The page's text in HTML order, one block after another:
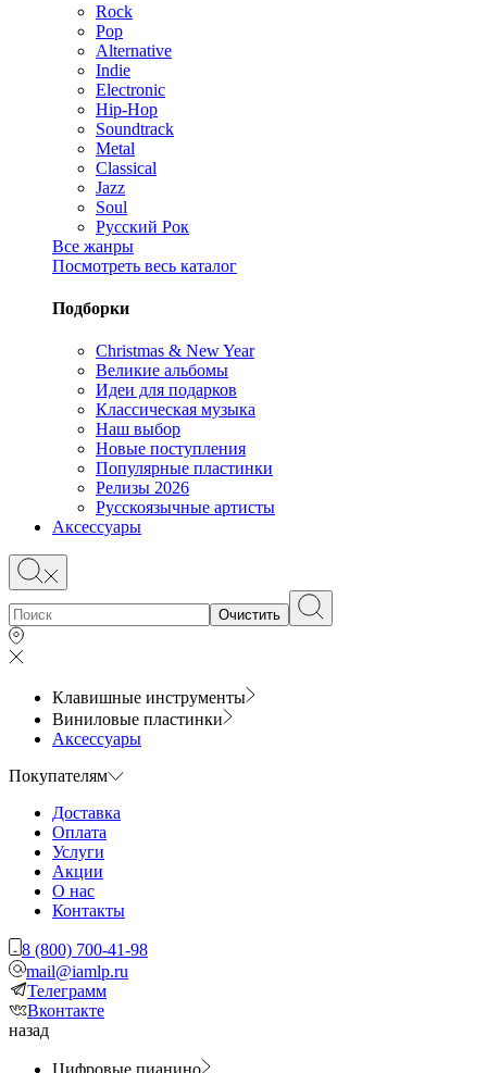
Rock
Pop
Alternative
Indie
Electronic
Hip-Hop
Soundtrack
Metal
Classical
Jazz
Soul
Русский Рок
Все жанры
Посмотреть весь каталог
Подборки
Christmas & New Year
Великие альбомы
Идеи для подарков
Классическая музыка
Наш выбор
Новые поступления
Популярные пластинки
Релизы 2026
Русскоязычные артисты
Аксессуары
Очистить
Клавишные инструменты
Виниловые пластинки
Аксессуары
Покупателям
Доставка
Оплата
Услуги
Акции
О нас
Контакты
8 (800) 700-41-98
mail@iamlp.ru
Телеграмм
Вконтакте
назад
Цифровые пианино